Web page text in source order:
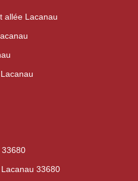
allée Lacanau
33680
33680